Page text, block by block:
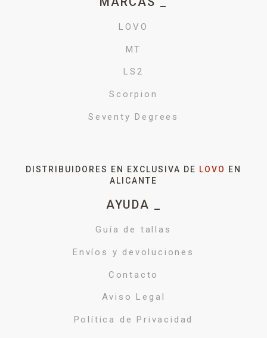
LOVO
MT
LS2
Scorpion
Seventy Degrees
DISTRIBUIDORES EN EXCLUSIVA DE LOVO
EN
ALICANTE
AYUDA _
Guía de tallas
Envíos y devoluciones
Contacto
Aviso Legal
Política de Privacidad